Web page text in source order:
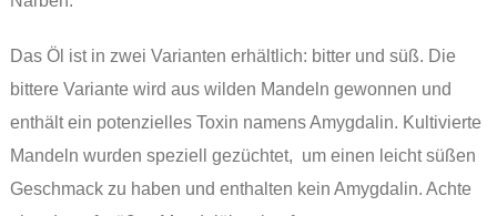
Das Öl ist in zwei Varianten erhältlich: bitter und süß. Die
bittere Variante wird aus wilden Mandeln gewonnen und
enthält ein potenzielles Toxin namens Amygdalin. Kultivierte
Mandeln wurden speziell gezüchtet, um einen leicht süßen
Geschmack zu haben und enthalten kein Amygdalin. Achte